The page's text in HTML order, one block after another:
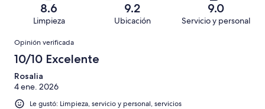
opiniones
opiniones
de
1003
opiniones
Basada
28
de
opiniones
Terrible.
Basada
de
1003
opiniones
8.6
Limpieza
9.2
Ubicación
9.0
Servicio y personal
Opiniones
Opinión verificada
10/10 Excelente
Rosalia
4 ene. 2026
Le gustó: Limpieza, servicio y personal, servicios